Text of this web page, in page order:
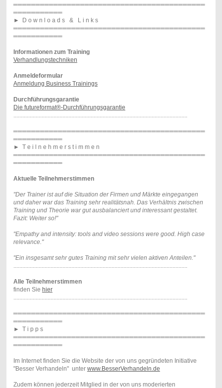
═══════════════════════════════════════════
═══════════
►
D o w n l o a d s & L i n k s
═══════════════════════════════════════════
═══════════
Informationen zum Training
Verhandlungstechniken
Anmeldeformular
Anmeldung Business Trainings
Durchführungsgarantie
Die futureformat®-Durchführungsgarantie
.....................................................................................................................
═══════════════════════════════════════════
═══════════
►
T e i l n e h m e r s t i m m e n
═══════════════════════════════════════════
═══════════
Aktuelle Teilnehmerstimmen
"Der Trainer ist auf die Situation der Firmen und Märkte eingegangen
und daher war das Training sehr realitätsnah. Das Verhältnis zwischen
Training und Theorie war gut ausbalanciert und interessant gestaltet.
Fazit: Weiter so!"
"Empathy and intensity: tools and video sessions were good. High case
relevance."
"Ein insgesamt sehr gutes Training mit sehr vielen aktiven Anteilen."
.....................................................................................................................
Alle Teilnehmerstimmen
finden Sie hier
.....................................................................................................................
═══════════════════════════════════════════
═══════════
►
T i p p s
═══════════════════════════════════════════
═══════════
Im Internet finden Sie die Website der von uns gegründeten Initiative
"Besser Verhandeln" unter www.BesserVerhandeln.de
Zudem können jederzeit Mitglied in der von uns moderierten